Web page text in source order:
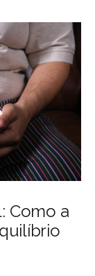
Como a